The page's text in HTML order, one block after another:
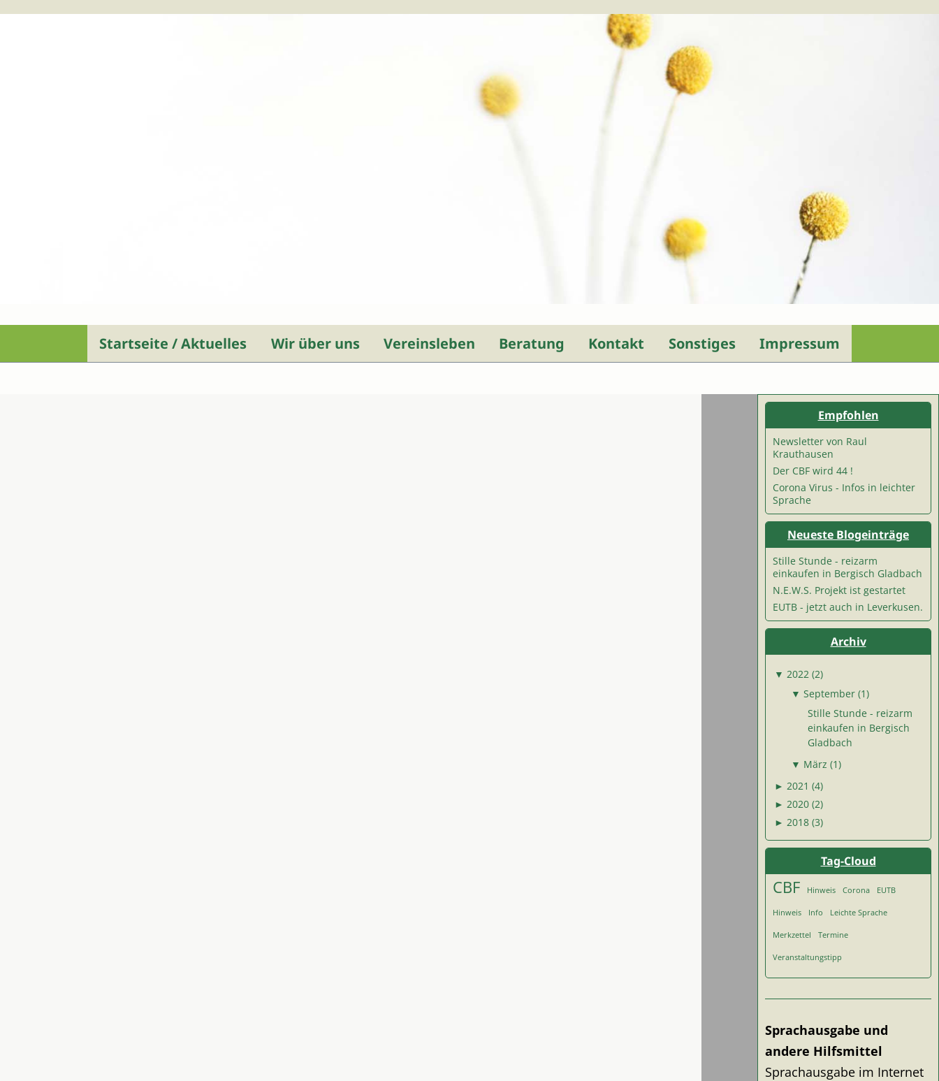
Startseite / Aktuelles Wir über uns Vereinsleben Beratung Kontakt Sonstiges Impressum
Empfohlen
Newsletter von Raul
Krauthausen
Der CBF wird 44 !
Corona Virus - Infos in leichter
Sprache
Neueste Blogeinträge
Stille Stunde - reizarm
einkaufen in Bergisch Gladbach
N.E.W.S. Projekt ist gestartet
EUTB - jetzt auch in Leverkusen.
Archiv
▼ 2022 (2)
▼ September (1)
Stille Stunde - reizarm
einkaufen in Bergisch
Gladbach
▼ März (1)
► 2021 (4)
► 2020 (2)
► 2018 (3)
Tag-Cloud
CBF Hinweis Corona EUTB
Hinweis Info Leichte Sprache
Merkzettel Termine
Veranstaltungstipp
Sprachausgabe und
andere Hilfsmittel
Sprachausgabe im Internet